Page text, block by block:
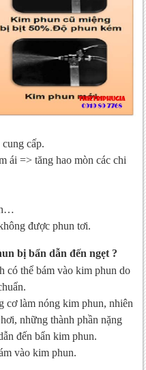
cấp.
ái => tăng hao mòn các chi
được phun tơi.
bị bẩn dẫn đến ngẹt ?
có thể bám vào kim phun do
cơ làm nóng kim phun, nhiên
những thành phần nặng
đến bẩn kim phun.
vào kim phun.